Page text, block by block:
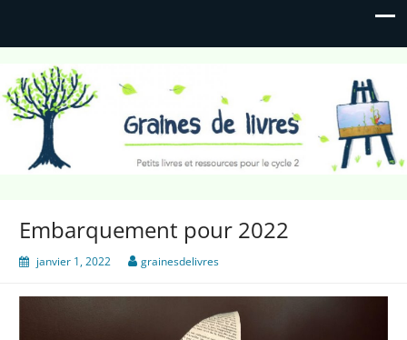
Graines de livres
Petits livres et ressources pour le cycle 2
Embarquement pour 2022
janvier 1, 2022 grainesdelivres